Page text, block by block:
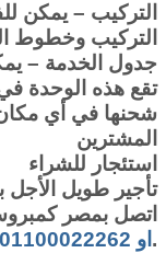
التركيب – يمكن
التركيب وخطوط
جدول الخدمة –
شحنها في أي
المشترين
استئجار للشراء
تأجير طويل
اتصل بمصر
01221641594 او 01100022262 .